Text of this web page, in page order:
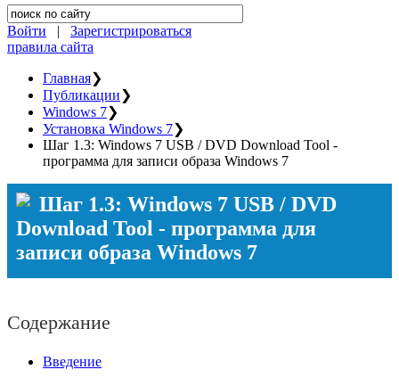
Войти | Зарегистрироваться
правила сайта
Главная❯
Публикации❯
Windows 7❯
Установка Windows 7❯
Шаг 1.3: Windows 7 USB / DVD Download Tool -
программа для записи образа Windows 7
Шаг 1.3: Windows 7 USB / DVD
Download Tool - программа для
записи образа Windows 7
Содержание
Введение